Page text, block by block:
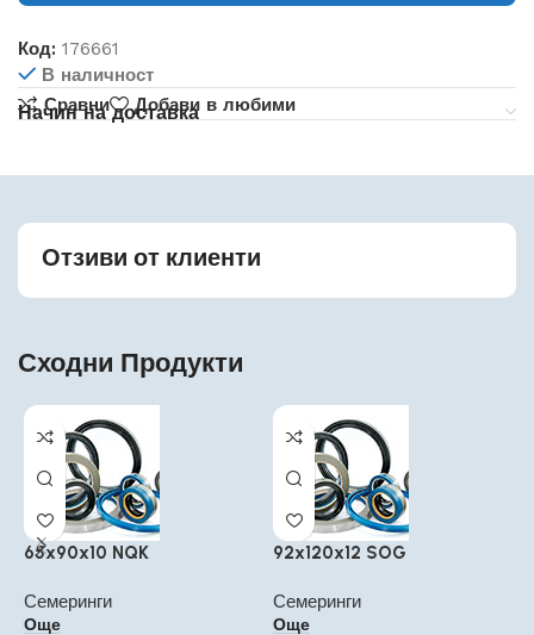
Код:176661
В наличност
Сравни
Добави в любими
Начин на доставка
Отзиви от клиенти
Сходни Продукти
65x90x10 NQK
Семеринги
Още
92x120x12 SOG
Семеринги
Още